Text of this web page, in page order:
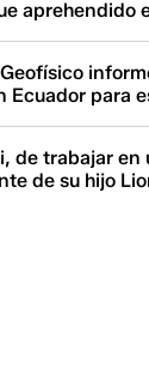
aprehendido
Ecuador para
de trabajar en
de su hijo